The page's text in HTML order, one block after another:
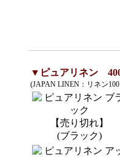
▼ピュアリネン
(JAPAN LINEN：リネン
【売り切れ】
(ブラック)